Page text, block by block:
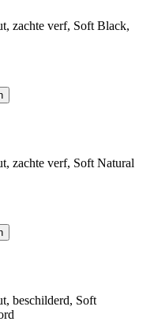
zachte verf, Soft Black,
zachte verf, Soft Natural
beschilderd, Soft